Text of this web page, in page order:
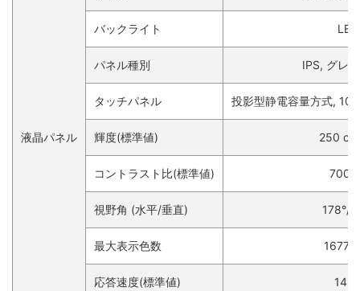
液晶パネル
バックライト LED
パネル種別 IPS, グレ
タッチパネル 投影型静電容量方式, 10
輝度(標準値) 250
コントラスト比(標準値) 700
視野角 (水平/垂直) 178°/
最大表示色数 1677
応答速度(標準値)